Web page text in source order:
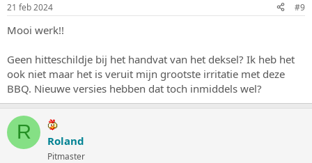
21 feb 2024 #9
Mooi werk!!
Geen hitteschildje bij het handvat van het deksel? Ik heb het
ook niet maar het is veruit mijn grootste irritatie met deze
BBQ. Nieuwe versies hebben dat toch inmiddels wel?
R Roland
Pitmaster